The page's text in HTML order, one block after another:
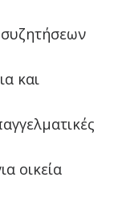
και
οικεία